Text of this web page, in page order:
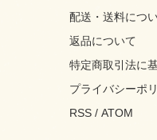
配送・送料につ
返品について
特定商取引法に
プライバシーポ
RSS / ATOM